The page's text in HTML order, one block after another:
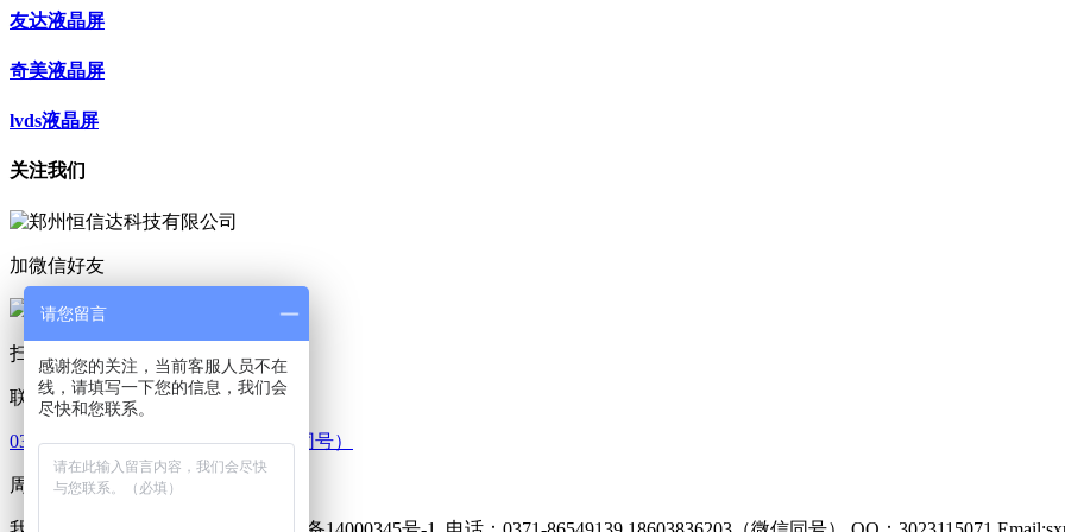
友达液晶屏
奇美液晶屏
lvds液晶屏
关注我们
加微信好友
扫码咨询
联系我们
0371-86549139 18603836203（微信同号）
周一至周五 09：00-18：00
请您留言
感谢您的关注，当前客服人员不在
线，请填写一下您的信息，我们会
尽快和您联系。